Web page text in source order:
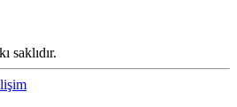
saklıdır.